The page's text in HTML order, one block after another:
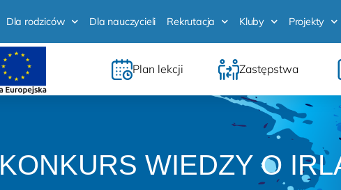
Dla rodziców Dla nauczycieli Rekrutacja Kluby Projekty
Plan lekcji Zastępstwa
KONKURS WIEDZY O